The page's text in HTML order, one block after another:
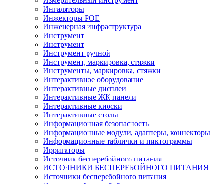
Ингаляторы
Инжекторы POE
Инженерная инфраструктура
Инструмент
Инструмент
Инструмент ручной
Инструмент, маркировка, стяжки
Инструменты, маркировка, стяжки
Интерактивное оборудование
Интерактивные дисплеи
Интерактивные ЖК панели
Интерактивные киоски
Интерактивные столы
Информационная безопасность
Информационные модули, адаптеры, коннекторы
Информационные таблички и пиктограммы
Ирригаторы
Источник бесперебойного питания
ИСТОЧНИКИ БЕСПЕРЕБОЙНОГО ПИТАНИЯ
Источники бесперебойного питания